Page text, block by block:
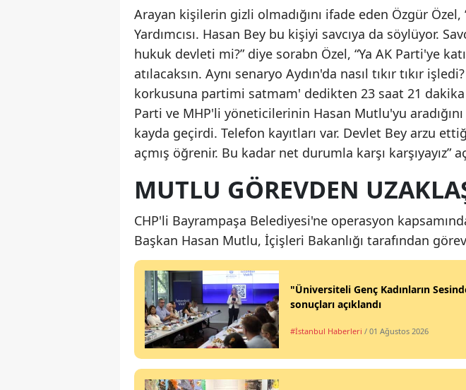
Arayan kişilerin gizli olmadığını ifade eden Özgür Özel,
Yardımcısı. Hasan Bey bu kişiyi savcıya da söylüyor.
hukuk devleti mi?” diye sorabn Özel, “Ya AK Parti'ye
atılacaksın. Aynı senaryo Aydın'da nasıl tıkır tıkır
korkusuna partimi satmam' dedikten 23 saat 21 dakika
Parti ve MHP'li yöneticilerinin Hasan Mutlu'yu
kayda geçirdi. Telefon kayıtları var. Devlet Bey arzu
açmış öğrenir. Bu kadar net durumla karşı karşıyayız”
MUTLU GÖREVDEN
CHP'li Bayrampaşa Belediyesi'ne operasyon
Başkan Hasan Mutlu, İçişleri Bakanlığı tarafından
"Üniversiteli Genç Kadınların
sonuçları açıklandı
#İstanbul Haberleri / 01 Ağustos 2026